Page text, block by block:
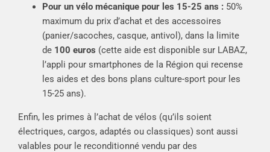
Pour un vélo mécanique pour les 15-25 ans : 50%
maximum du prix d’achat et des accessoires
(panier/sacoches, casque, antivol), dans la limite
de100 euros (cette aide est disponible sur LABAZ,
l’appli pour smartphones de la Région qui recense
les aides et des bons plans culture-sport pour les
15-25 ans).
Enfin, les primes à l’achat de vélos (qu’ils soient
électriques, cargos, adaptés ou classiques) sont aussi
valables pour le reconditionné vendu par des